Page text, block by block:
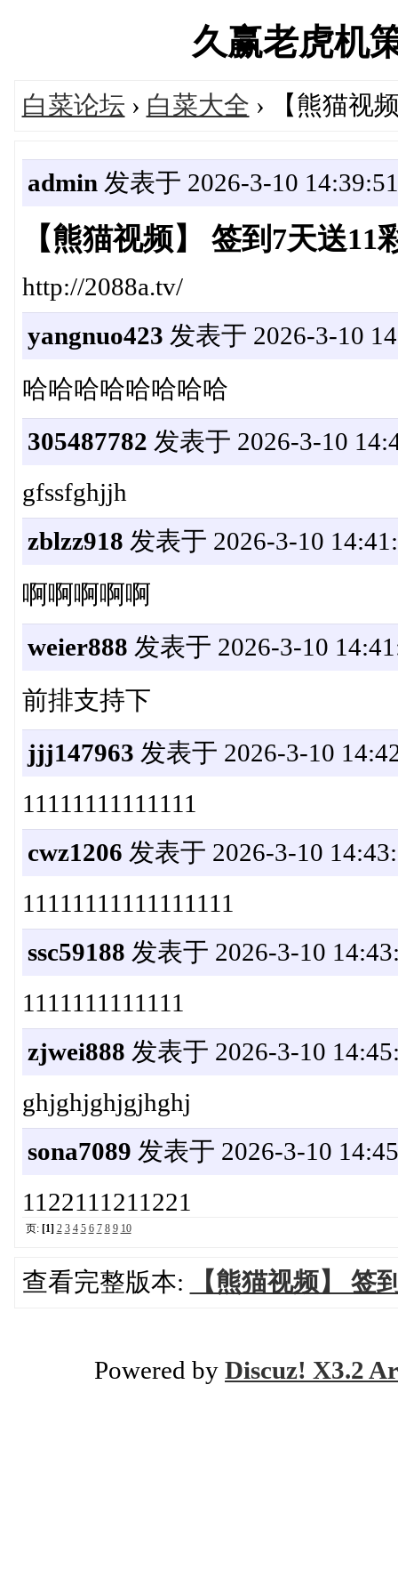
久赢老虎机
白菜论坛 › 白菜大全 › 【熊猫视
admin 发表于 2026-3-10 14:39:51
【熊猫视频】 签到7天送11
http://2088a.tv/
yangnuo423 发表于 2026-3-10
哈哈哈哈哈哈哈哈
305487782 发表于 2026-3-10
gfssfghjjh
zblzz918 发表于 2026-3-10
啊啊啊啊啊
weier888 发表于 2026-3-10
前排支持下
jjj147963 发表于 2026-3-10
11111111111111
cwz1206 发表于 2026-3-10
11111111111111111
ssc59188 发表于 2026-3-10
1111111111111
zjwei888 发表于 2026-3-10
ghjghjghjgjhghj
sona7089 发表于 2026-3-10
1122111211221
页: [1] 2 3 4 5 6 7 8 9 10
查看完整版本: 【熊猫视频】 签
Powered by Discuz! X3.2